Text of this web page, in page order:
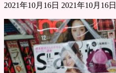
2021年10月16日 2021年10月16日